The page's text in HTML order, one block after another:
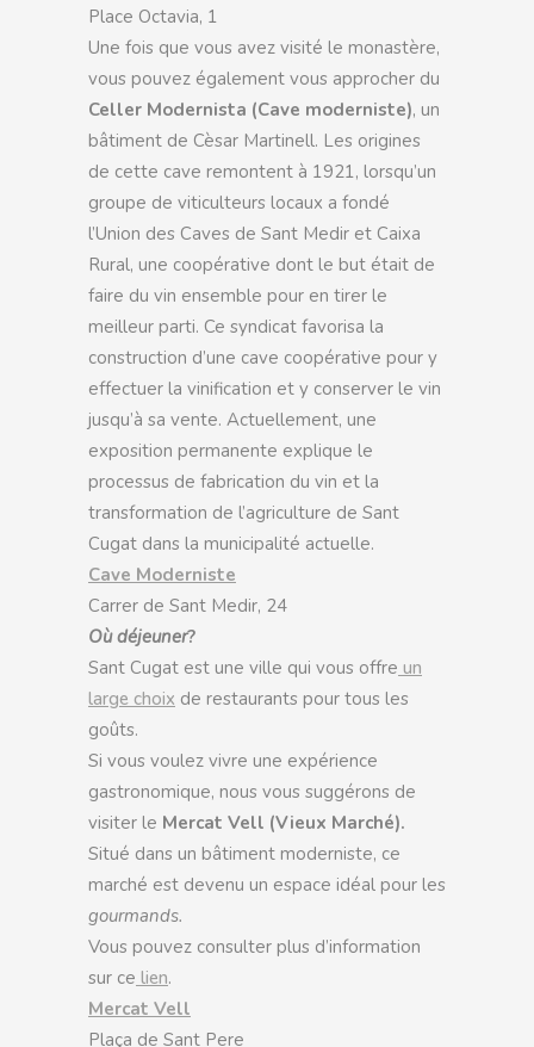
Place Octavia, 1
Une fois que vous avez visité le monastère,
vous pouvez également vous approcher du
Celler Modernista (Cave moderniste), un
bâtiment de Cèsar Martinell. Les origines
de cette cave remontent à 1921, lorsqu’un
groupe de viticulteurs locaux a fondé
l’Union des Caves de Sant Medir et Caixa
Rural, une coopérative dont le but était de
faire du vin ensemble pour en tirer le
meilleur parti. Ce syndicat favorisa la
construction d’une cave coopérative pour y
effectuer la vinification et y conserver le vin
jusqu’à sa vente. Actuellement, une
exposition permanente explique le
processus de fabrication du vin et la
transformation de l’agriculture de Sant
Cugat dans la municipalité actuelle.
Cave Moderniste
Carrer de Sant Medir, 24
Où déjeuner?
Sant Cugat est une ville qui vous offre un
large choix de restaurants pour tous les
goûts.
Si vous voulez vivre une expérience
gastronomique, nous vous suggérons de
visiter le Mercat Vell (Vieux Marché).
Situé dans un bâtiment moderniste, ce
marché est devenu un espace idéal pour les
gourmands.
Vous pouvez consulter plus d’information
sur ce lien.
Mercat Vell
Plaça de Sant Pere